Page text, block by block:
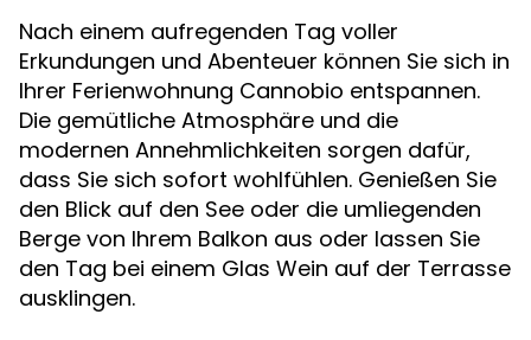
Nach einem aufregenden Tag voller
Erkundungen und Abenteuer können Sie sich in
Ihrer Ferienwohnung Cannobio entspannen.
Die gemütliche Atmosphäre und die
modernen Annehmlichkeiten sorgen dafür,
dass Sie sich sofort wohlfühlen. Genießen Sie
den Blick auf den See oder die umliegenden
Berge von Ihrem Balkon aus oder lassen Sie
den Tag bei einem Glas Wein auf der Terrasse
ausklingen.